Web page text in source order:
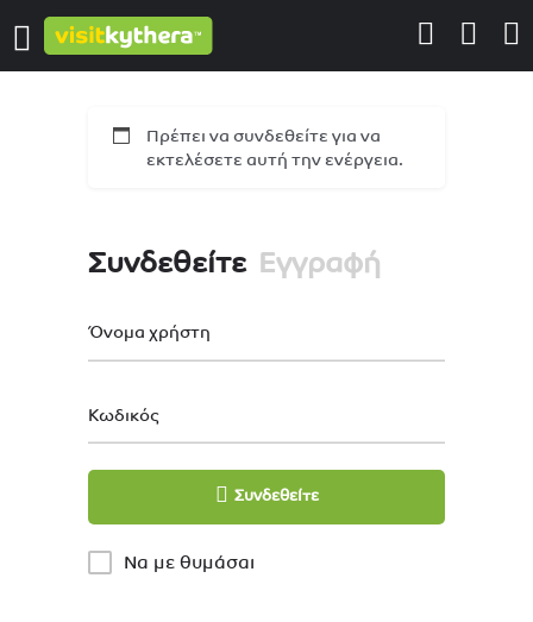
Πρέπει να συνδεθείτε για να
εκτελέσετε αυτή την ενέργεια.
Συνδεθείτε Εγγραφή
Όνομα χρήστη
Κωδικός
Συνδεθείτε
Να με θυμάσαι